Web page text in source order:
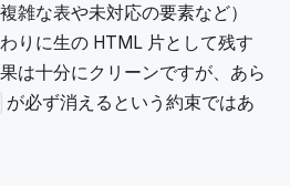
雑な表や未対応の要素など）
りに生の HTML 片として残す
は十分にクリーンですが、あら
が必ず消えるという約束ではあ